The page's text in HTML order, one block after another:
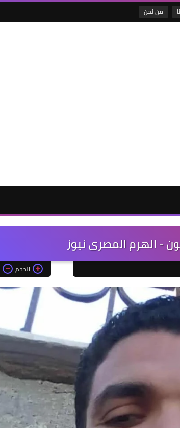
من نحن
- الهرم المصرى نيوز
الحجم